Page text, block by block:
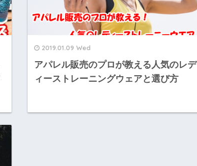
2019.01.09 Wed
アパレル販売のプロが教える人気のレデ
ィーストレーニングウェアと選び方